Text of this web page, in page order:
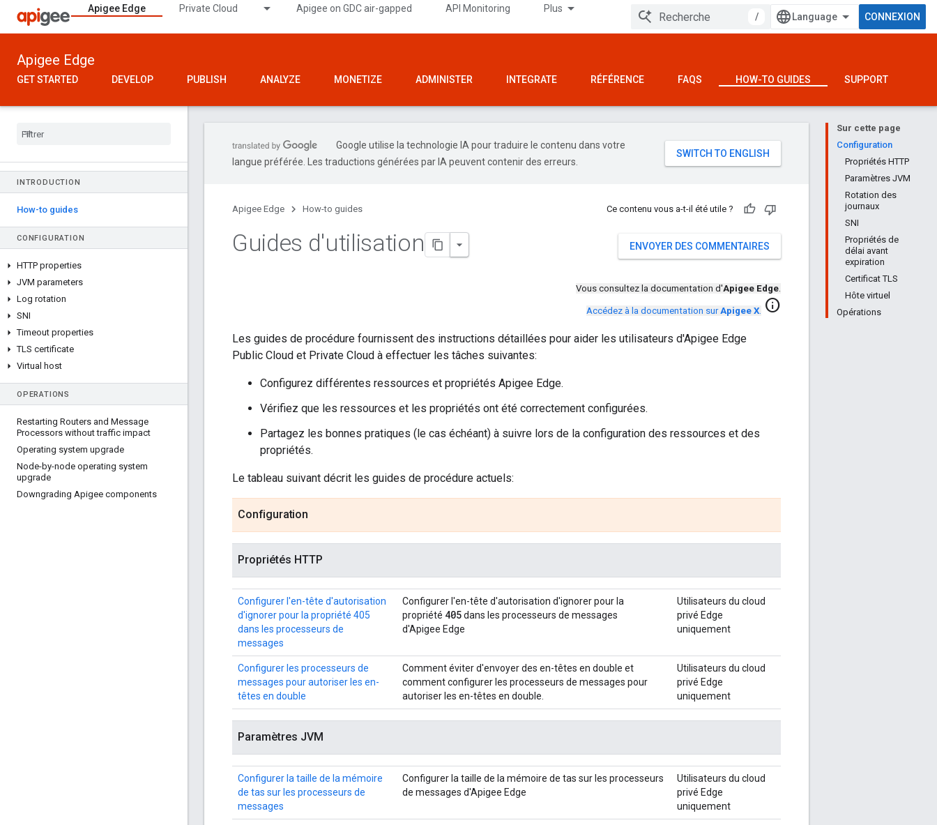
Apigee Edge Private Cloud Apigee on GDC air-gapped API Monitoring Plus
/ CONNEXION
Apigee Edge
GET STARTED DEVELOP PUBLISH ANALYZE MONETIZE ADMINISTER INTEGRATE RÉFÉRENCE FAQS HOW-TO GUIDES SUPPORT
INTRODUCTION
How-to guides
CONFIGURATION
HTTP properties
JVM parameters
Log rotation
SNI
Timeout properties
TLS certificate
Virtual host
OPERATIONS
Restarting Routers and Message
Processors without traffic impact
Operating system upgrade
Node-by-node operating system
upgrade
Downgrading Apigee components
Sur cette page
Configuration
Propriétés HTTP
Paramètres JVM
Rotation des
journaux
SNI
Propriétés de
délai avant
expiration
Certificat TLS
Hôte virtuel
Opérations
Google utilise la technologie IA pour traduire le contenu dans votre
langue préférée. Les traductions générées par IA peuvent contenir des erreurs.
Apigee Edge How-to guides Ce contenu vous a-t-il été utile ?
ENVOYER DES COMMENTAIRES
Guides d'utilisation
Vous consultez la documentation d'Apigee Edge.
Accédez à la documentation surApigee X. info
Les guides de procédure fournissent des instructions détaillées pour aider les utilisateurs d'Apigee Edge
Public Cloud et Private Cloud à effectuer les tâches suivantes:
Configurez différentes ressources et propriétés Apigee Edge.
Vérifiez que les ressources et les propriétés ont été correctement configurées.
Partagez les bonnes pratiques (le cas échéant) à suivre lors de la configuration des ressources et des
propriétés.
Le tableau suivant décrit les guides de procédure actuels:
Configuration
Propriétés HTTP
Configurer l'en-tête d'autorisation
d'ignorer pour la propriété 405
dans les processeurs de
messages
Configurer l'en-tête d'autorisation d'ignorer pour la
propriété 405dans les processeurs de messages
d'Apigee Edge
Utilisateurs du cloud
privé Edge
uniquement
Configurer les processeurs de
messages pour autoriser les en-
têtes en double
Comment éviter d'envoyer des en-têtes en double et
comment configurer les processeurs de messages pour
autoriser les en-têtes en double.
Utilisateurs du cloud
privé Edge
uniquement
Paramètres JVM
Configurer la taille de la mémoire
de tas sur les processeurs de
messages
Configurer la taille de la mémoire de tas sur les processeurs
de messages d'Apigee Edge
Utilisateurs du cloud
privé Edge
uniquement